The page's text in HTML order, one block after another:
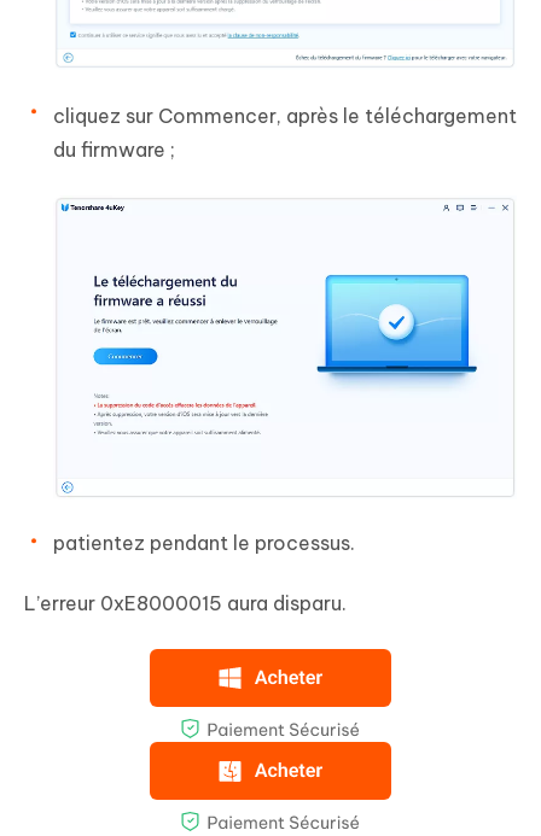
cliquez sur Commencer, après le téléchargement
du firmware ;
patientez pendant le processus.
L’erreur 0xE8000015 aura disparu.